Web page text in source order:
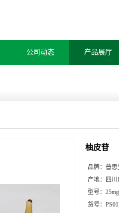
公司动态 产品展厅
柚皮苷
品牌： 普思
产地：
四
型号： 25mg
货号：